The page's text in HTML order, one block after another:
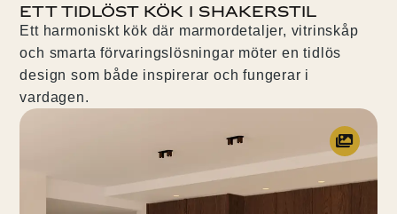
Ett tidlöst kök i Shakerstil
Ett harmoniskt kök där marmordetaljer, vitrinskåp
och smarta förvaringslösningar möter en tidlös
design som både inspirerar och fungerar i
vardagen.